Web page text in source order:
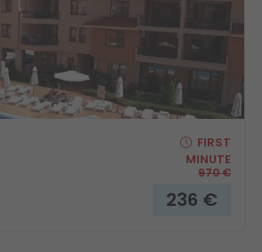
FIRST
MINUTE
970€
236 €